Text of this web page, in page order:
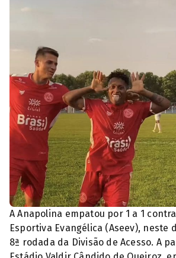
A Anapolina empatou por 1 a 1
Esportiva Evangélica (Aseev), neste
8ª rodada da Divisão de Acesso. A